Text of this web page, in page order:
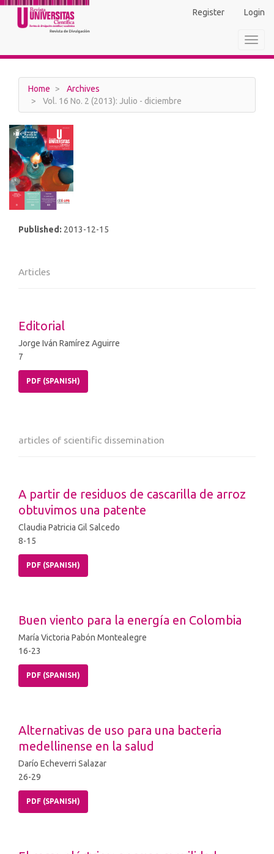
Main
Navigation
Main
Sidebar
Register Login
Home
Archives
Vol. 16 No. 2 (2013): Julio - diciembre
Published: 2013-12-15
Articles
Editorial
Jorge Iván Ramírez Aguirre
7
PDF (SPANISH)
articles of scientific dissemination
A partir de residuos de cascarilla de arroz
obtuvimos una patente
Claudia Patricia Gil Salcedo
8-15
PDF (SPANISH)
Buen viento para la energía en Colombia
María Victoria Pabón Montealegre
16-23
PDF (SPANISH)
Alternativas de uso para una bacteria
medellinense en la salud
Darío Echeverri Salazar
26-29
PDF (SPANISH)